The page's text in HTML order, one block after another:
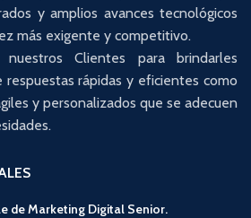
y amplios avances tecnológicos
más exigente y competitivo.
Clientes para brindarles
respuestas rápidas y eficientes como
y personalizados que se adecuen
de Marketing Digital Senior.